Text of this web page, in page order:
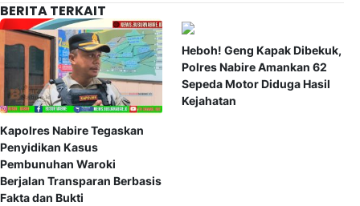
BERITA TERKAIT
Kapolres Nabire Tegaskan
Penyidikan Kasus
Pembunuhan Waroki
Berjalan Transparan Berbasis
Fakta dan Bukti
Heboh! Geng Kapak Dibekuk,
Polres Nabire Amankan 62
Sepeda Motor Diduga Hasil
Kejahatan